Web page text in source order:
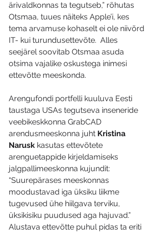
ärivaldkonnas ta tegutseb,” rõhutas
Otsmaa, tuues näiteks Apple’i, kes
tema arvamuse kohaselt ei ole niivõrd
IT- kui turundusettevõte.  Alles
seejärel soovitab Otsmaa asuda
otsima vajalike oskustega inimesi
ettevõtte meeskonda.
Arengufondi portfelli kuuluva Eesti
taustaga USAs tegutseva inseneride
veebikeskkonna GrabCAD
arendusmeeskonna juht Kristina
Narusk kasutas ettevõtete
arenguetappide kirjeldamiseks
jalgpallimeeskonna kujundit:
“Suurepärases meeskonnas
moodustavad iga üksiku liikme
tugevused ühe hiilgava terviku,
üksikisiku puudused aga hajuvad.”
Alustava ettevõtte puhul pidas ta eriti